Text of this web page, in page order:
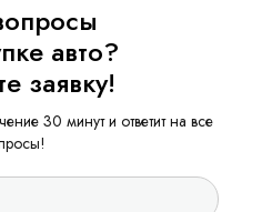
авто?
заявку!
30 минут и ответит на все